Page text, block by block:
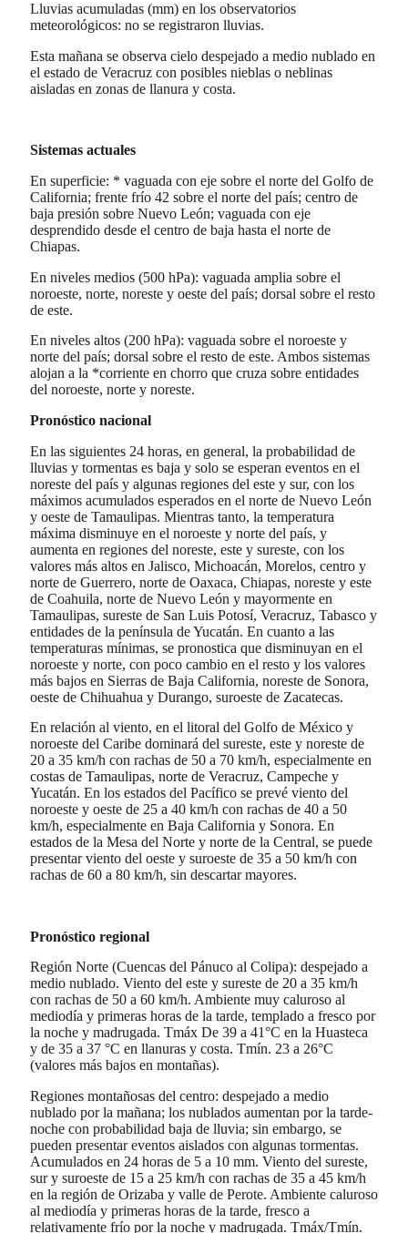
Lluvias acumuladas (mm) en los observatorios
meteorológicos: no se registraron lluvias.
Esta mañana se observa cielo despejado a medio nublado en
el estado de Veracruz con posibles nieblas o neblinas
aisladas en zonas de llanura y costa.
Sistemas actuales
En superficie: * vaguada con eje sobre el norte del Golfo de
California; frente frío 42 sobre el norte del país; centro de
baja presión sobre Nuevo León; vaguada con eje
desprendido desde el centro de baja hasta el norte de
Chiapas.
En niveles medios (500 hPa): vaguada amplia sobre el
noroeste, norte, noreste y oeste del país; dorsal sobre el resto
de este.
En niveles altos (200 hPa): vaguada sobre el noroeste y
norte del país; dorsal sobre el resto de este. Ambos sistemas
alojan a la *corriente en chorro que cruza sobre entidades
del noroeste, norte y noreste.
Pronóstico nacional
En las siguientes 24 horas, en general, la probabilidad de
lluvias y tormentas es baja y solo se esperan eventos en el
noreste del país y algunas regiones del este y sur, con los
máximos acumulados esperados en el norte de Nuevo León
y oeste de Tamaulipas. Mientras tanto, la temperatura
máxima disminuye en el noroeste y norte del país, y
aumenta en regiones del noreste, este y sureste, con los
valores más altos en Jalisco, Michoacán, Morelos, centro y
norte de Guerrero, norte de Oaxaca, Chiapas, noreste y este
de Coahuila, norte de Nuevo León y mayormente en
Tamaulipas, sureste de San Luis Potosí, Veracruz, Tabasco y
entidades de la península de Yucatán. En cuanto a las
temperaturas mínimas, se pronostica que disminuyan en el
noroeste y norte, con poco cambio en el resto y los valores
más bajos en Sierras de Baja California, noreste de Sonora,
oeste de Chihuahua y Durango, suroeste de Zacatecas.
En relación al viento, en el litoral del Golfo de México y
noroeste del Caribe dominará del sureste, este y noreste de
20 a 35 km/h con rachas de 50 a 70 km/h, especialmente en
costas de Tamaulipas, norte de Veracruz, Campeche y
Yucatán. En los estados del Pacífico se prevé viento del
noroeste y oeste de 25 a 40 km/h con rachas de 40 a 50
km/h, especialmente en Baja California y Sonora. En
estados de la Mesa del Norte y norte de la Central, se puede
presentar viento del oeste y suroeste de 35 a 50 km/h con
rachas de 60 a 80 km/h, sin descartar mayores.
Pronóstico regional
Región Norte (Cuencas del Pánuco al Colipa): despejado a
medio nublado. Viento del este y sureste de 20 a 35 km/h
con rachas de 50 a 60 km/h. Ambiente muy caluroso al
mediodía y primeras horas de la tarde, templado a fresco por
la noche y madrugada. Tmáx De 39 a 41°C en la Huasteca
y de 35 a 37 °C en llanuras y costa. Tmín. 23 a 26°C
(valores más bajos en montañas).
Regiones montañosas del centro: despejado a medio
nublado por la mañana; los nublados aumentan por la tarde-
noche con probabilidad baja de lluvia; sin embargo, se
pueden presentar eventos aislados con algunas tormentas.
Acumulados en 24 horas de 5 a 10 mm. Viento del sureste,
sur y suroeste de 15 a 25 km/h con rachas de 35 a 45 km/h
en la región de Orizaba y valle de Perote. Ambiente caluroso
al mediodía y primeras horas de la tarde, fresco a
relativamente frío por la noche y madrugada. Tmáx/Tmín.